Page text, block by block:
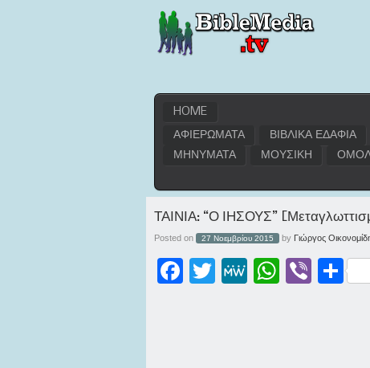
HOME
ΑΦΙΕΡΩΜΑΤΑ
ΒΙΒΛΙΚΑ ΕΔΑΦΙΑ
ΜΗΝΥΜΑΤΑ
ΜΟΥΣΙΚΗ
ΤΑΙΝΙΑ: “Ο ΙΗΣΟΥΣ”
Posted on 27 Νοεμβρίου 2015 by Γιώργος
Facebook Twitter MeWe WhatsAppViber